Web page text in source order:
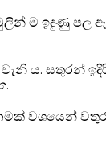
ම ඉදුණු පල
ය. සතුරන්
වශයෙන්